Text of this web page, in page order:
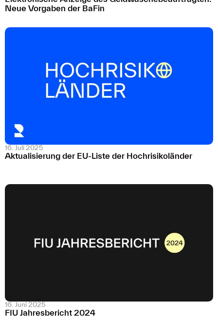
Neue Vorgaben der BaFin
16. Juli 2025
Aktualisierung der EU-Liste der Hochrisikoländer
16. Juni 2025
FIU Jahresbericht 2024